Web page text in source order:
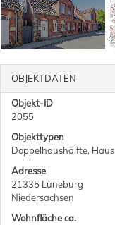
OBJEKTDATEN
Objekt-ID
2055
Objekttypen
Doppelhaushälfte, Haus
Adresse
21335 Lüneburg
Niedersachsen
Wohnfläche ca.